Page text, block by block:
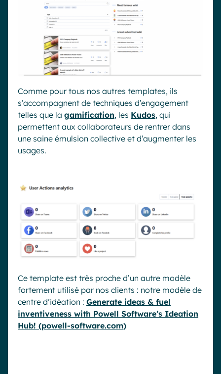
Comme pour tous nos autres templates, ils
s’accompagnent de techniques d’engagement
telles que la gamification, les Kudos, qui
permettent aux collaborateurs de rentrer dans
une saine émulsion collective et d’augmenter les
usages.
Ce template est très proche d’un autre modèle
fortement utilisé par nos clients : notre modèle de
centre d’idéation : Generate ideas & fuel
inventiveness with Powell Software’s Ideation
Hub! (powell-software.com)